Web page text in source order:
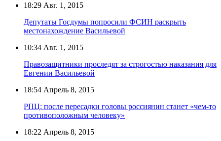
18:29 Авг. 1, 2015
Депутаты Госдумы попросили ФСИН раскрыть
местонахождение Васильевой
10:34 Авг. 1, 2015
Правозащитники проследят за строгостью наказания для
Евгении Васильевой
18:54 Апрель 8, 2015
РПЦ: после пересадки головы россиянин станет «чем-то
противоположным человеку»
18:22 Апрель 8, 2015